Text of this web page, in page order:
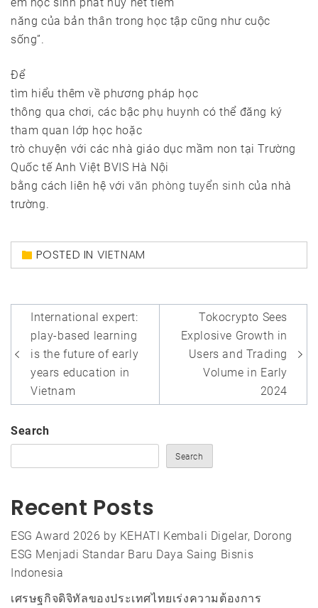
năng của bản thân trong học tập cũng như cuộc
sống”.
Để
tìm hiểu thêm về phương pháp học
thông qua chơi, các bậc phụ huynh có thể đăng ký
tham quan lớp học hoặc
trò chuyện với các nhà giáo dục mầm non tại Trường
Quốc tế Anh Việt BVIS Hà Nội
bằng cách liên hệ vớivăn phòng tuyển sinh của nhà
trường.
POSTED IN VIETNAM
Post
navigation
International expert:
play-based learning
is the future of early
years education in
Vietnam
Tokocrypto Sees
Explosive Growth in
Users and Trading
Volume in Early
2024
Search
Search
Recent Posts
ESG Award 2026 by KEHATI Kembali Digelar, Dorong
ESG Menjadi Standar Baru Daya Saing Bisnis
Indonesia
เศรษฐกิจดิจิทัลของประเทศไทยเร่งความต้องการ